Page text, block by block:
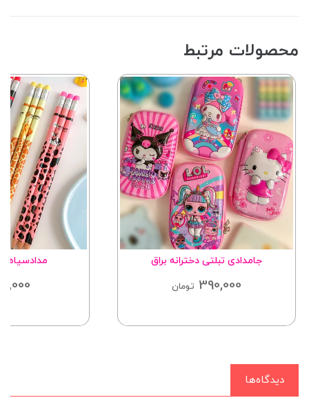
محصولات مرتبط
جامدادی تبلتی دخترانه براق
390,000 تومان
مدادسیاه
دیدگاه‌ها